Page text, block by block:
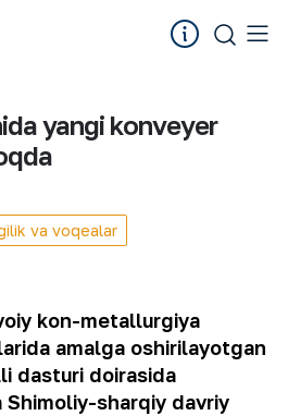
yangi konveyer
va voqealar
kon-metallurgiya
amalga oshirilayotgan
dasturi doirasida
Shimoliy-sharqiy davriy